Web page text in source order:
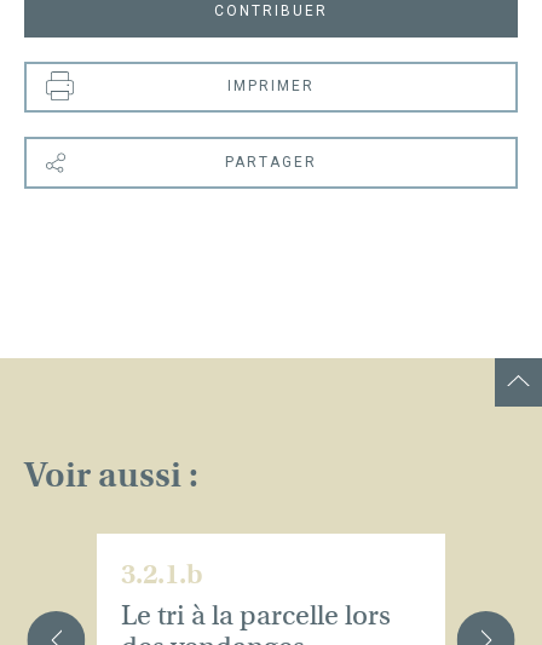
CONTRIBUER
IMPRIMER
PARTAGER
Voir aussi :
3.2.1.b
Le tri à la parcelle lors